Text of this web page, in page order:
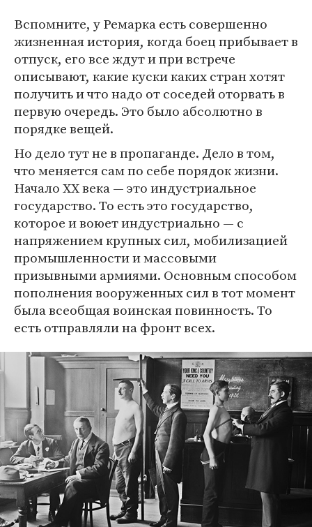
Вспомните, у Ремарка есть совершенно
жизненная история, когда боец прибывает в
отпуск, его все ждут и при встрече
описывают, какие куски каких стран хотят
получить и что надо от соседей оторвать в
первую очередь. Это было абсолютно в
порядке вещей.
Но дело тут не в пропаганде. Дело в том,
что меняется сам по себе порядок жизни.
Начало XX века — это индустриальное
государство. То есть это государство,
которое и воюет индустриально — с
напряжением крупных сил, мобилизацией
промышленности и массовыми
призывными армиями. Основным способом
пополнения вооруженных сил в тот момент
была всеобщая воинская повинность. То
есть отправляли на фронт всех.